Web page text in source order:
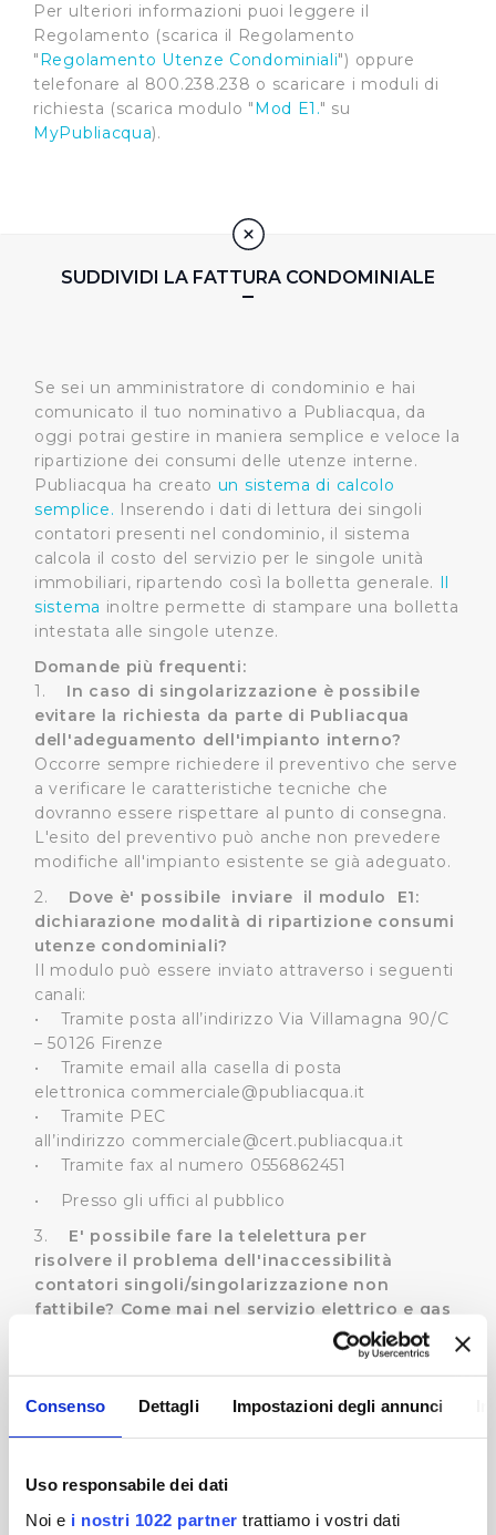
Consenso Dettagli Impostazioni degli annunci
Uso responsabile dei dati
Noi e i nostri 1022 partner trattiamo i vostri dati
Per ulteriori informazioni puoi leggere il
Regolamento (scarica il Regolamento
"Regolamento Utenze Condominiali") oppure
telefonare al 800.238.238 o scaricare i moduli di
richiesta (scarica modulo "Mod E1." su
MyPubliacqua).
SUDDIVIDI LA FATTURA CONDOMINIALE
Se sei un amministratore di condominio e hai
comunicato il tuo nominativo a Publiacqua, da
oggi potrai gestire in maniera semplice e veloce la
ripartizione dei consumi delle utenze interne.
Publiacqua ha creato un sistema di calcolo
semplice. Inserendo i dati di lettura dei singoli
contatori presenti nel condominio, il sistema
calcola il costo del servizio per le singole unità
immobiliari, ripartendo così la bolletta generale. Il
sistema inoltre permette di stampare una bolletta
intestata alle singole utenze.
Domande più frequenti:
1. In caso di singolarizzazione è possibile
evitare la richiesta da parte di Publiacqua
dell'adeguamento dell'impianto interno?
Occorre sempre richiedere il preventivo che serve
a verificare le caratteristiche tecniche che
dovranno essere rispettare al punto di consegna.
L'esito del preventivo può anche non prevedere
modifiche all'impianto esistente se già adeguato.
2.
Dove è' possibile inviare il modulo E1:
dichiarazione modalità di ripartizione consumi
utenze condominiali?
Il modulo può essere inviato attraverso i seguenti
canali:
• Tramite posta all’indirizzo Via Villamagna 90/C
– 50126 Firenze
• Tramite email alla casella di posta
elettronica commerciale@publiacqua.it
• Tramite PEC
all’indirizzo commerciale@cert.publiacqua.it
• Tramite fax al numero 0556862451
• Presso gli uffici al pubblico
3. E' possibile fare la telelettura per
risolvere il problema dell'inaccessibilità
contatori singoli/singolarizzazione non
fattibile? Come mai nel servizio elettrico e gas
viene fatta la telelettura? Perché Publiacqua
non può fare i contratti con i singoli
condomini?
I servizi elettrico e gas stanno già attuando la
disciplina la telelettura. Tuttavia Publiacqua sta
contatori con contratto di fornitura diretto ed